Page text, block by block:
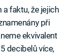
faktu, že jejich
při
ekvivalent
decibelů více,